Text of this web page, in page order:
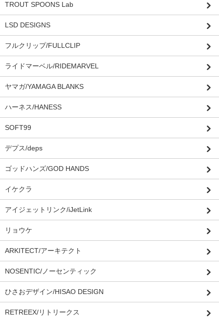
TROUT SPOONS Lab
LSD DESIGNS
フルクリップ/FULLCLIP
ライドマーベル/RIDEMARVEL
ヤマガ/YAMAGA BLANKS
ハーネス/HANESS
SOFT99
デプス/deps
ゴッドハンズ/GOD HANDS
イケクラ
アイジェットリンク/iJetLink
リョウケ
ARKITECT/アーキテクト
NOSENTIC/ノーセンティック
ひさおデザイン/HISAO DESIGN
RETREEX/リトリークス